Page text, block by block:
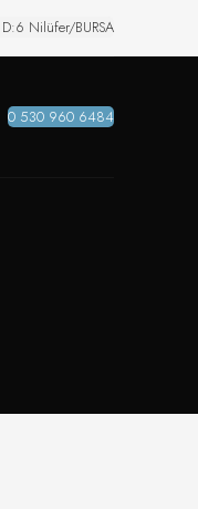
Nilüfer/BURSA
0 530 960 6484